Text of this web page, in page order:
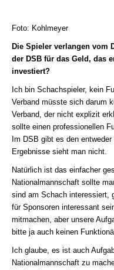
Foto: Kohlmeyer
Die Spieler verlangen vom
der DSB für das Geld, das
investiert?
Ich bin Schachspieler, kein
Verband müsste sich darum
Verband, der nicht explizit
sollte einen professionellen
Im DSB gibt es den
Ergebnisse sieht man nicht.
Natürlich ist das einfacher
Nationalmannschaft sollte
sind am Schach interessiert,
für Sponsoren interessant
mitmachen, aber unsere
bitte ja auch keinen
Ich glaube, es ist auch
Nationalmannschaft zu